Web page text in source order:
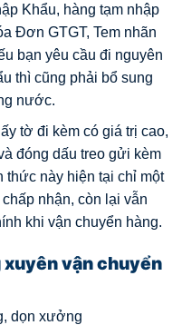
Khẩu, hàng tạm nhập
Đơn GTGT, Tem nhãn
bạn yêu cầu đi nguyên
thì cũng phải bổ sung
nước.
tờ đi kèm có giá trị cao,
đóng dấu treo gửi kèm
thức này hiện tại chỉ một
nhận, còn lại vẫn
khi vận chuyển hàng.
vận chuyển
dọn xưởng